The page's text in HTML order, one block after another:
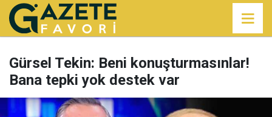
Gürsel Tekin: Beni konuşturmasınlar!
Bana tepki yok destek var